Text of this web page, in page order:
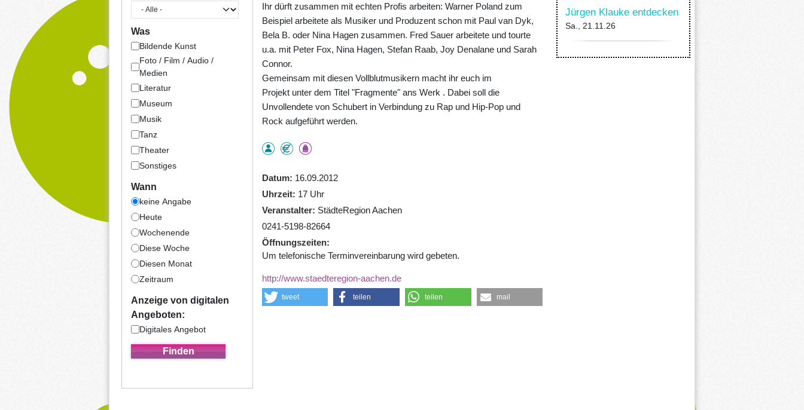
Was
Bildende Kunst
Foto / Film / Audio /
Medien
Literatur
Museum
Musik
Tanz
Theater
Sonstiges
Wann
keine Angabe
Heute
Wochenende
Diese Woche
Diesen Monat
Zeitraum
Anzeige von digitalen
Angeboten:
Digitales Angebot
Ihr dürft zusammen mit echten Profis arbeiten: Warner Poland zum
Beispiel arbeitete als Musiker und Produzent schon mit Paul van Dyk,
Bela B. oder Nina Hagen zusammen. Fred Sauer arbeitete und tourte
u.a. mit Peter Fox, Nina Hagen, Stefan Raab, Joy Denalane und Sarah
Connor.
Gemeinsam mit diesen Vollblutmusikern macht ihr euch im
Projekt unter dem Titel "Fragmente" ans Werk . Dabei soll die
Unvollendete von Schubert in Verbindung zu Rap und Hip-Pop und
Rock aufgeführt werden.
Datum
16.09.2012
Uhrzeit
17 Uhr
Veranstalter
StädteRegion Aachen
0241-5198-82664
Öffnungszeiten
Um telefonische Terminvereinbarung wird gebeten.
http://www.staedteregion-aachen.de
tweet teilen teilen mail
Jürgen Klauke entdecken
Sa., 21.11.26